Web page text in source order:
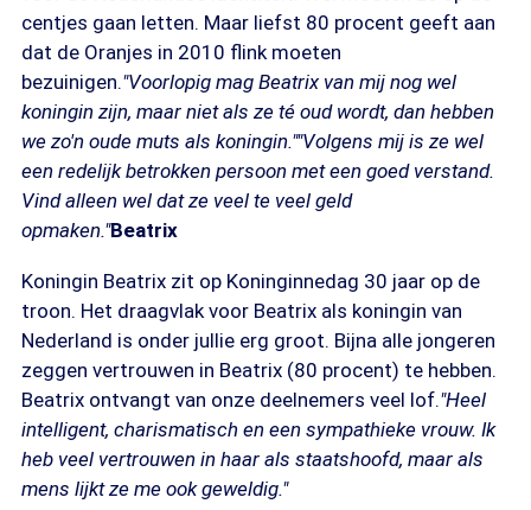
centjes gaan letten. Maar liefst 80 procent geeft aan
dat de Oranjes in 2010 flink moeten
bezuinigen."Voorlopig mag Beatrix van mij nog wel
koningin zijn, maar niet als ze té oud wordt, dan hebben
we zo'n oude muts als koningin.""Volgens mij is ze wel
een redelijk betrokken persoon met een goed verstand.
Vind alleen wel dat ze veel te veel geld
opmaken."Beatrix
Koningin Beatrix zit op Koninginnedag 30 jaar op de
troon. Het draagvlak voor Beatrix als koningin van
Nederland is onder jullie erg groot. Bijna alle jongeren
zeggen vertrouwen in Beatrix (80 procent) te hebben.
Beatrix ontvangt van onze deelnemers veel lof."Heel
intelligent, charismatisch en een sympathieke vrouw. Ik
heb veel vertrouwen in haar als staatshoofd, maar als
mens lijkt ze me ook geweldig."